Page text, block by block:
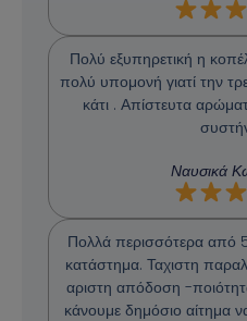
Πολύ εξυπηρετική η
πολύ υπομονή γιατί την
κάτι . Απίστευτα
Ναυσικά
Πολλά περισσότερα από
κατάστημα. Ταχιστη
αριστη απόδοση -
κάνουμε δημόσιο αίτημα